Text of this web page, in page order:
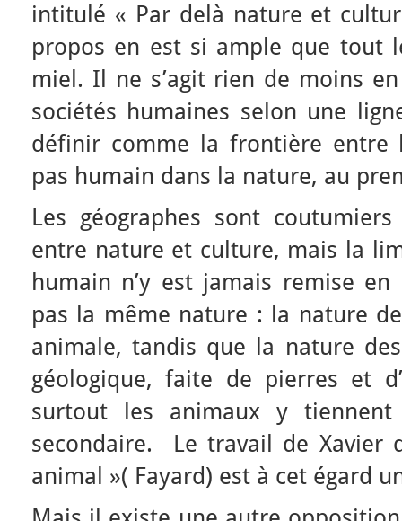
intitulé « Par delà nature et
propos en est si ample que tout
miel. Il ne s’agit rien de moins
sociétés humaines selon une
définir comme la frontière entre
pas humain dans la nature, au
Les géographes sont
entre nature et culture, mais la
humain n’y est jamais remise en
pas la même nature : la nature
animale, tandis que la nature
géologique, faite de pierres et
surtout les animaux y
secondaire. Le travail de Xavier
animal »( Fayard) est à cet égard